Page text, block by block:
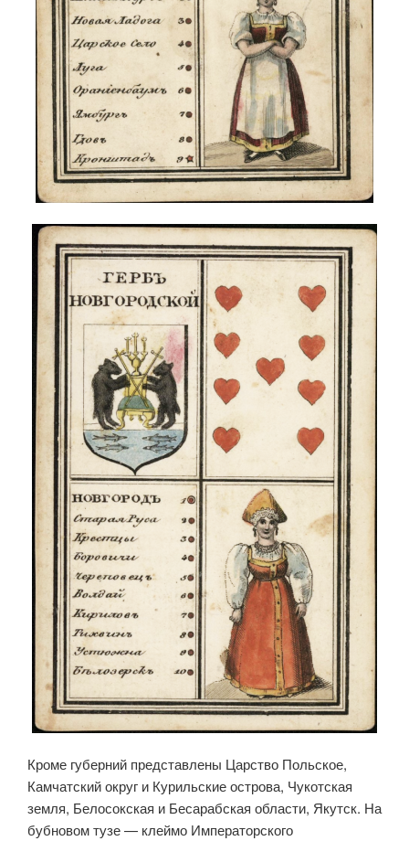
Кроме губерний представлены Царство Польское,
Камчатский округ и Курильские острова, Чукотская
земля, Белосокская и Бесарабская области, Якутск. На
бубновом тузе — клеймо Императорского